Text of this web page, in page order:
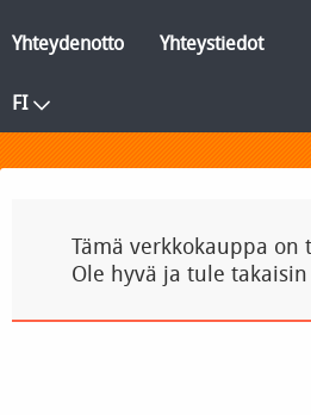
Yhteydenotto Yhteystiedot
FI
Tämä verkkokauppa
Ole hyvä ja tule